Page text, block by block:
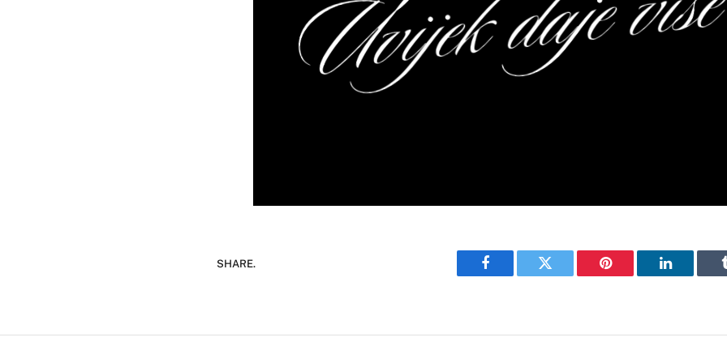
SHARE.
Facebook Twitter Pinterest LinkedIn